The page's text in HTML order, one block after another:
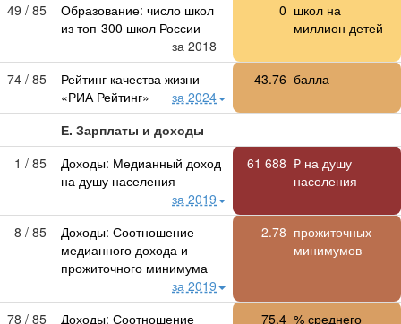
49 / 85
Образование: число школ
из топ-300 школ России
за 2018
0 школ на
миллион детей
74 / 85
Рейтинг качества жизни
«РИА Рейтинг»
за 2024
43.76 балла
Е. Зарплаты и доходы
1 / 85
Доходы: Медианный доход
на душу населения
за 2019
61 688 ₽ на душу
населения
8 / 85
Доходы: Соотношение
медианного дохода и
прожиточного минимума
за 2019
2.78 прожиточных
минимумов
78 / 85
Доходы: Соотношение
75.4 % среднего